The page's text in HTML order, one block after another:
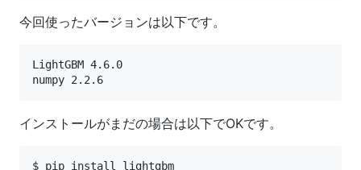
今回使ったバージョンは以下です。
LightGBM 4.6.0
インストールがまだの場合は以下でOKです。